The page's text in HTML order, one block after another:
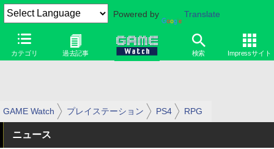
Powered by Translate
カテゴリ 過去記事 検索 Impressサイト
GAME Watch プレイステーション PS4 RPG
ニュース